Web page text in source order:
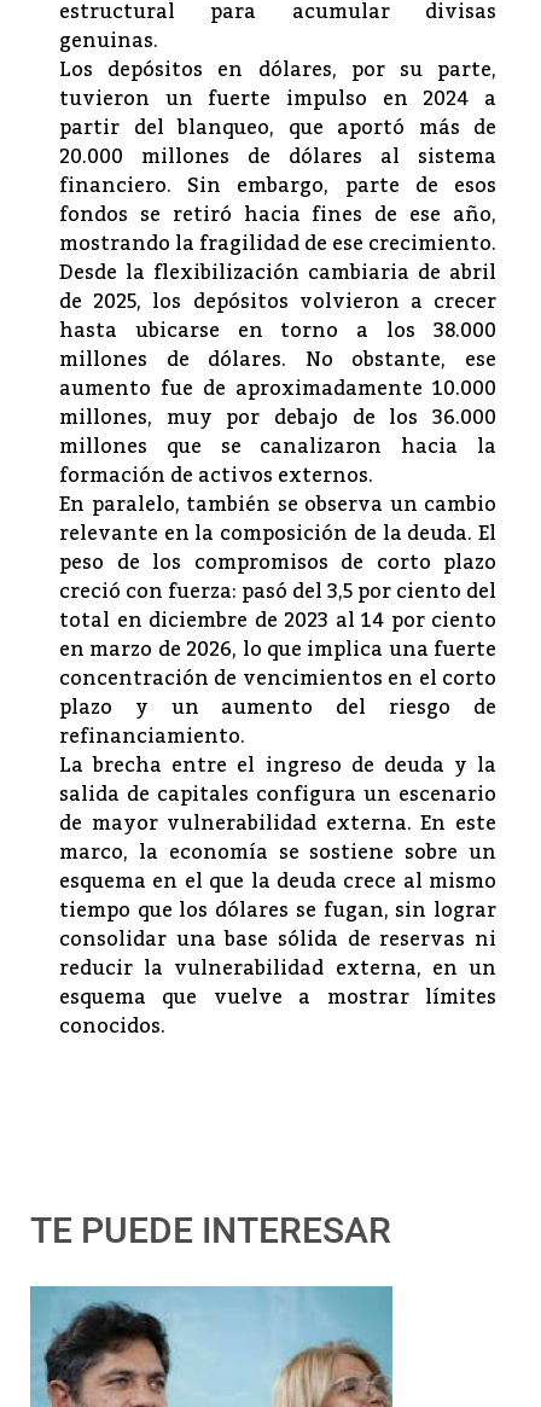
estructural para acumular divisas
genuinas.
Los depósitos en dólares, por su parte,
tuvieron un fuerte impulso en 2024 a
partir del blanqueo, que aportó más de
20.000 millones de dólares al sistema
financiero. Sin embargo, parte de esos
fondos se retiró hacia fines de ese año,
mostrando la fragilidad de ese crecimiento.
Desde la flexibilización cambiaria de abril
de 2025, los depósitos volvieron a crecer
hasta ubicarse en torno a los 38.000
millones de dólares. No obstante, ese
aumento fue de aproximadamente 10.000
millones, muy por debajo de los 36.000
millones que se canalizaron hacia la
formación de activos externos.
En paralelo, también se observa un cambio
relevante en la composición de la deuda. El
peso de los compromisos de corto plazo
creció con fuerza: pasó del 3,5 por ciento del
total en diciembre de 2023 al 14 por ciento
en marzo de 2026, lo que implica una fuerte
concentración de vencimientos en el corto
plazo y un aumento del riesgo de
refinanciamiento.
La brecha entre el ingreso de deuda y la
salida de capitales configura un escenario
de mayor vulnerabilidad externa. En este
marco, la economía se sostiene sobre un
esquema en el que la deuda crece al mismo
tiempo que los dólares se fugan, sin lograr
consolidar una base sólida de reservas ni
reducir la vulnerabilidad externa, en un
esquema que vuelve a mostrar límites
conocidos.
TE PUEDE INTERESAR